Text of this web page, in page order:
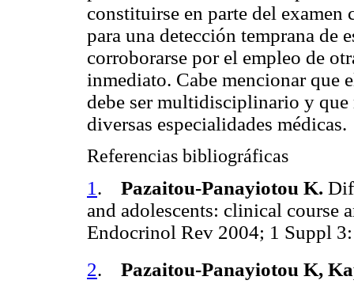
constituirse en parte del
para una detección temprana de
corroborarse por el empleo de
inmediato. Cabe mencionar que
debe ser multidisciplinario y
diversas especialidades médicas.
Referencias bibliográficas
1. Pazaitou-Panayiotou K.
and adolescents: clinical course
Endocrinol Rev 2004; 1 Suppl
2. Pazaitou-Panayiotou K,